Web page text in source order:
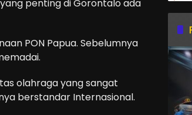
penting di Gorontalo ada
PON Papua. Sebelumnya
olahraga yang sangat
berstandar Internasional.